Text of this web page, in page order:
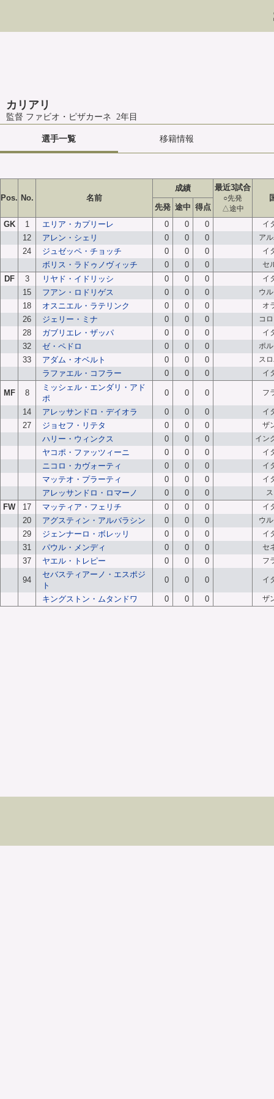
カリアリ
監督 ファビオ・ピザカーネ 2年目
選手一覧 移籍情報
Pos. No. 名前
成績 最近3試合
○先発
△途中
先発 途中 得点
GK
1 エリア・カプリーレ 0 0 0 イ
12 アレン・シェリ 0 0 0 ア
24 ジュゼッペ・チョッチ 0 0 0 イ
ボリス・ラドゥノヴィッチ 0 0 0 セ
DF 3 リヤド・イドリッシ 0 0 0 イ
15 フアン・ロドリゲス 0 0 0 ウ
18 オスニエル・ラテリンク 0 0 0 オ
26 ジェリー・ミナ 0 0 0 コ
28 ガブリエレ・ザッパ 0 0 0 イ
32 ゼ・ペドロ 0 0 0 ポ
33 アダム・オベルト 0 0 0 ス
ラファエル・コフラー 0 0 0 イ
MF 8
ミッシェル・エンダリ・アド
ポ
0 0 0 フ
14 アレッサンドロ・デイオラ 0 0 0 イ
27 ジョセフ・リテタ 0 0 0 ザ
ハリー・ウィンクス 0 0 0 イン
ヤコポ・ファッツィーニ 0 0 0 イ
ニコロ・カヴォーティ 0 0 0 イ
マッテオ・プラーティ 0 0 0 イ
アレッサンドロ・ロマーノ 0 0 0
FW 17 マッティア・フェリチ 0 0 0 イ
20 アグスティン・アルバラシン 0 0 0 ウ
29 ジェンナーロ・ボレッリ 0 0 0 イ
31 パウル・メンディ 0 0 0 セ
37 ヤエル・トレピー 0 0 0 フ
94
セバスティアーノ・エスポジ
ト
0 0 0 イ
キングストン・ムタンドワ 0 0 0 ザ